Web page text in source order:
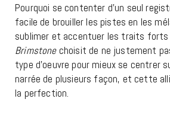
Pourquoi se contenter d’un seul
facile de brouiller les pistes en les
sublimer et accentuer les traits forts
Brimstonechoisit de ne justement
type d’oeuvre pour mieux se centrer
narrée de plusieurs façon, et cette
la perfection.